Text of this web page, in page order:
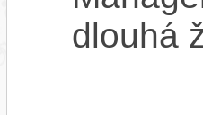
dlouhá